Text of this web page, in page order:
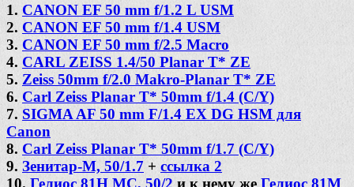
1. CANON EF 50 mm f/1.2 L USM
2. CANON EF 50 mm f/1.4 USM
3. CANON EF 50 mm f/2.5 Macro
4. CARL ZEISS 1.4/50 Planar T* ZE
5. Zeiss 50mm f/2.0 Makro-Planar T* ZE
6. Carl Zeiss Planar T* 50mm f/1.4 (C/Y)
7. SIGMA AF 50 mm F/1.4 EX DG HSM для
Canon
8. Carl Zeiss Planar T* 50mm f/1.7 (C/Y)
9. Зенитар-М, 50/1.7 + ссылка 2
10. Гелиос 81Н МС, 50/2 и к нему же Гелиос 81М